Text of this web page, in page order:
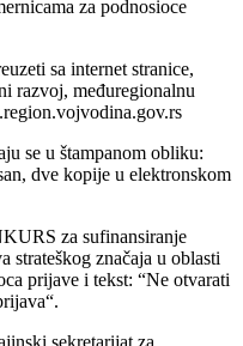
za podnosioce
sa internet stranice,
razvoj, međuregionalnu
se u štampanom obliku:
dve kopije u elektronskom
za sufinansiranje
strateškog značaja u oblasti
prijave i tekst: “Ne otvarati
sekretarijat za